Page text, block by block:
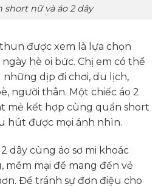
short nữ và áo 2 dây
được xem là lựa chọn
hè oi bức. Chị em có thể
những dịp đi chơi, du lịch,
người thân. Một chiếc áo 2
mẻ kết hợp cùng quần short
hút được mọi ánh nhìn.
dây cùng áo sơ mi khoác
mềm mại để mang đến vẻ
Để tránh sự đơn điệu cho